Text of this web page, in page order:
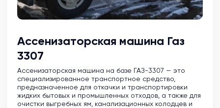
Ассенизаторская машина Газ
3307
Ассенизаторская машина на базе ГАЗ-3307 — это
специализированное транспортное средство,
предназначенное для откачки и транспортировки
жидких бытовых и промышленных отходов, а также для
очистки выгребных ям, канализационных колодцев и